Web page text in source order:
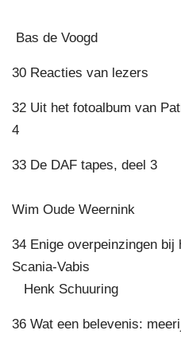
Bas de Voogd
30 Reacties van lezers
32 Uit het fotoalbum van
4
33 De DAF
Wim Oude Weernink
34 Enige overpeinzingen
Henk Schuuring
36 Wat een belevenis: